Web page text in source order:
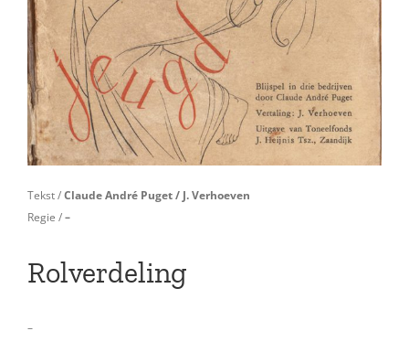
Tekst /Claude André Puget / J. Verhoeven
Regie /–
Rolverdeling
–